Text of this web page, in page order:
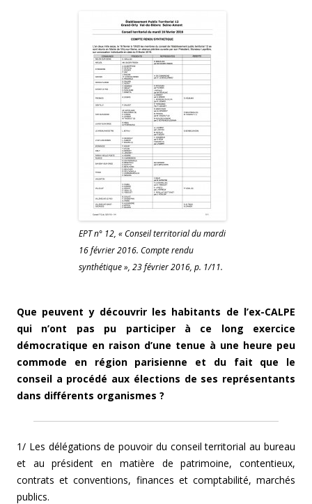
EPT n° 12, « Conseil territorial du mardi
16 février 2016. Compte rendu
synthétique », 23 février 2016, p. 1/11.
Que peuvent y découvrir les habitants de l’ex-CALPE
qui n’ont pas pu participer à ce long exercice
démocratique en raison d’une tenue à une heure peu
commode en région parisienne et du fait que le
conseil a procédé aux élections de ses représentants
dans différents organismes ?
1/ Les délégations de pouvoir du conseil territorial au bureau
et au président en matière de patrimoine, contentieux,
contrats et conventions, finances et comptabilité, marchés
publics.